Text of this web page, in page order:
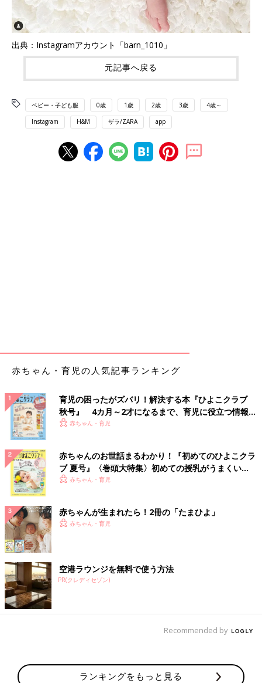
出典：Instagramアカウント「barn_1010」
元記事へ戻る
ベビー・子ども服 0歳 1歳 2歳 3歳 4歳～
Instagram H&M ザラ/ZARA app
赤ちゃん・育児の人気記事ランキング
育児の困ったがズバリ！解決する本『ひよこクラブ
秋号』 4カ月～2才になるまで、育児に役立つ情報が
いっぱい！
赤ちゃん・育児
赤ちゃんのお世話まるわかり！『初めてのひよこクラ
ブ 夏号』〈巻頭大特集〉初めての授乳がうまくい
く！ おっぱい・ミルクの基本と夏のトラブル 解決テ
赤ちゃん・育児
赤ちゃんが生まれたら！2冊の「たまひよ」
赤ちゃん・育児
空港ラウンジを無料で使う方法
PR(クレディセゾン)
Recommended by
ランキングをもっと見る